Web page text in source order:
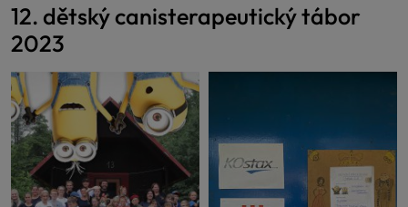
12. dětský canisterapeutický tábor
2023